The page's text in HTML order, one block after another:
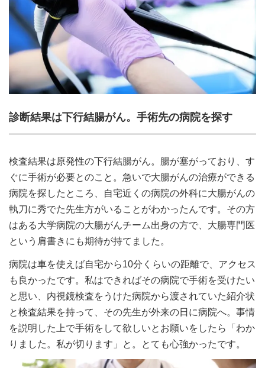
診断結果は下行結腸がん。手術先の病院を探す
検査結果は原発性の下行結腸がん。腸が塞がっており、す
ぐに手術が必要とのこと。急いで大腸がんの治療ができる
病院を探したところ、自宅近くの病院の外科に大腸がんの
執刀に秀でた先生方がいることがわかったんです。その方
はある大学病院の大腸がんチーム出身の方で、大腸専門医
という肩書きにも期待が持てました。
病院は車を使えば自宅から10分くらいの距離で、アクセス
も良かったです。私はできればその病院で手術を受けたい
と思い、内視鏡検査をうけた病院から渡されていた紹介状
と検査結果を持って、その先生が外来の日に病院へ。事情
を説明した上で手術をして欲しいとお願いをしたら「わか
りました。私が切ります」と。とても心強かったです。